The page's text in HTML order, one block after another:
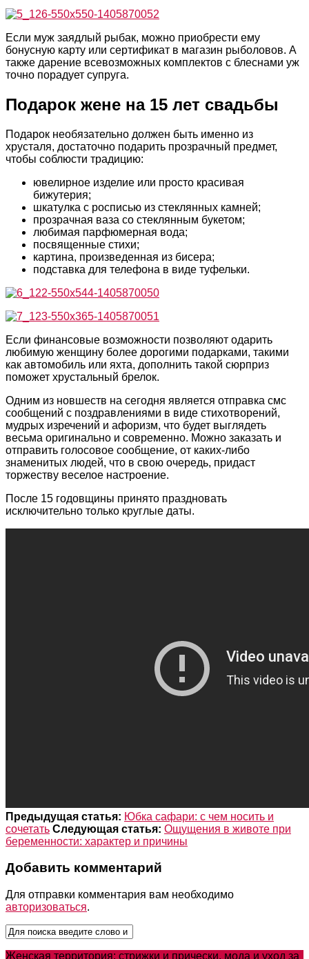
Если муж заядлый рыбак, можно приобрести ему
бонусную карту или сертификат в магазин рыболовов. А
также дарение всевозможных комплектов с блеснами уж
точно порадует супруга.
Подарок жене на 15 лет свадьбы
Подарок необязательно должен быть именно из
хрусталя, достаточно подарить прозрачный предмет,
чтобы соблюсти традицию:
ювелирное изделие или просто красивая
бижутерия;
шкатулка с росписью из стеклянных камней;
прозрачная ваза со стеклянным букетом;
любимая парфюмерная вода;
посвященные стихи;
картина, произведенная из бисера;
подставка для телефона в виде туфельки.
Если финансовые возможности позволяют одарить
любимую женщину более дорогими подарками, такими
как автомобиль или яхта, дополнить такой сюрприз
поможет хрустальный брелок.
Одним из новшеств на сегодня является отправка смс
сообщений с поздравлениями в виде стихотворений,
мудрых изречений и афоризм, что будет выглядеть
весьма оригинально и современно. Можно заказать и
отправить голосовое сообщение, от каких-либо
знаменитых людей, что в свою очередь, придаст
торжеству веселое настроение.
После 15 годовщины принято праздновать
исключительно только круглые даты.
Предыдущая статья: Юбка сафари: с чем носить и
сочетать Следующая статья: Ощущения в животе при
беременности: характер и причины
Добавить комментарий
Для отправки комментария вам необходимо
авторизоваться.
Женская территория: стрижки и прически, мода и уход за